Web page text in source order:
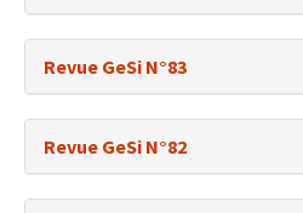
Revue GeSi N°83
Revue GeSi N°82